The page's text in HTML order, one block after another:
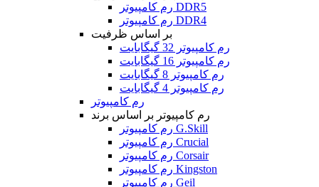
رم کامپیوتر DDR5
رم کامپیوتر DDR4
بر اساس ظرفیت
رم کامپیوتر 32 گیگابایت
رم کامپیوتر 16 گیگابایت
رم کامپیوتر 8 گیگابایت
رم کامپیوتر 4 گیگابایت
رم کامپیوتر
رم کامپیوتر بر اساس برند
رم کامپیوتر G.Skill
رم کامپیوتر Crucial
رم کامپیوتر Corsair
رم کامپیوتر Kingston
رم کامپیوتر Geil